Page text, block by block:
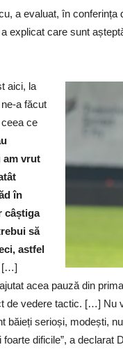
a evaluat, în
explicat care sunt
aici, la
a făcut
ce
am vrut
în
câștiga
să
astfel
[…]
acea pauză din
de vedere tactic. […] Nu
băieți serioși, modești,
dificile”, a declarat